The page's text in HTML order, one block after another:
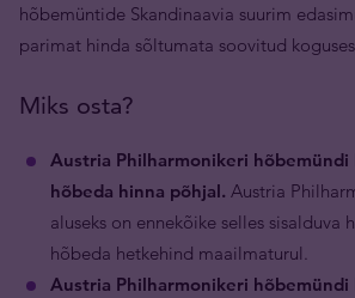
hõbemüntide Skandinaavia suurim
parimat hinda sõltumata soovitud
Miks osta?
Austria Philharmonikeri
hõbeda hinna põhjal. Austria
aluseks on ennekõike selles sisalduva
hõbeda hetkehind maailmaturul.
Austria Philharmonikeri